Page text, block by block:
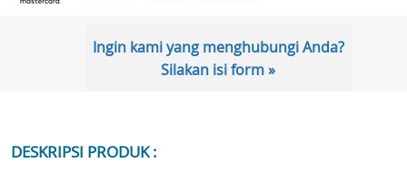
Ingin kami yang menghubungi Anda?
Silakan isi form »
DESKRIPSI PRODUK :